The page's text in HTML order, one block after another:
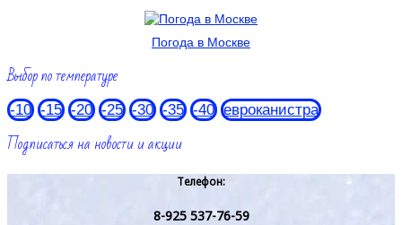
Погода в Москве
Выбор по температуре
-10 -15 -20 -25 -30 -35 -40 евроканистра
Подписаться на новости и акции
Телефон:
8-925 537-76-59